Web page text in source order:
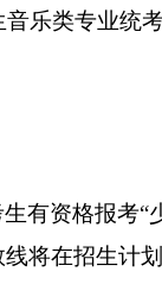
乐类专业统
有资格报考“
将在招生计